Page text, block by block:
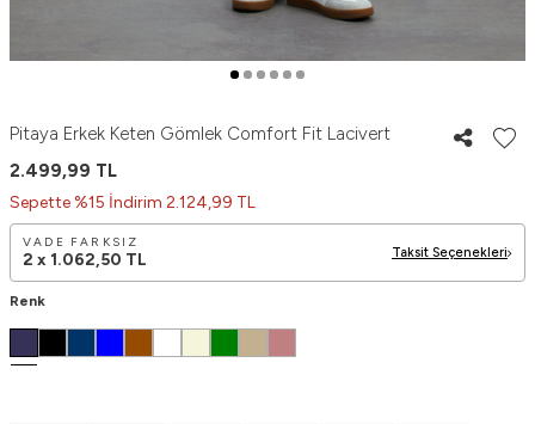
Pitaya Erkek Keten Gömlek Comfort Fit Lacivert
2.499,99 TL
Sepette %15 İndirim 2.124,99 TL
VADE FARKSIZ
2 x 1.062,50 TL Taksit Seçenekleri
Renk